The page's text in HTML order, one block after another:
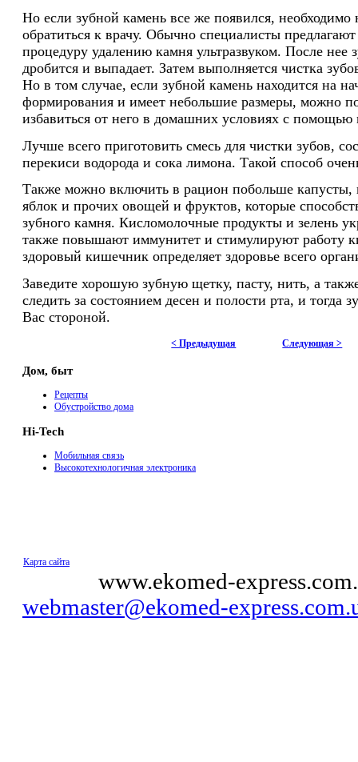
Но если зубной камень все же появился, необходимо
обратиться к врачу. Обычно специалисты
процедуру удалению камня ультразвуком. После нее
дробится и выпадает. Затем выполняется чистка
Но в том случае, если зубной камень находится на
формирования и имеет небольшие размеры, можно
избавиться от него в домашних условиях с помощью
Лучше всего приготовить смесь для чистки зубов,
перекиси водорода и сока лимона. Такой способ
Также можно включить в рацион побольше
яблок и прочих овощей и фруктов, которые
зубного камня. Кисломолочные продукты и зелень
также повышают иммунитет и стимулируют работу
здоровый кишечник определяет здоровье всего
Заведите хорошую зубную щетку, пасту, нить, а
следить за состоянием десен и полости рта, и тогда
Вас стороной.
< Предыдущая Следующая >
Дом, быт
Рецепты
Обустройство дома
Hi-Tech
Мобильная связь
Высокотехнологичная электроника
Карта сайта
www.ekomed-
webmaster@ekomed-